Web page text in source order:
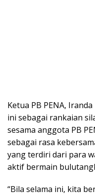
Ketua PB PENA,
ini sebagai rankaian
sesama anggota PB
sebagai rasa
yang terdiri dari para
aktif bermain
“Bila selama ini, kita